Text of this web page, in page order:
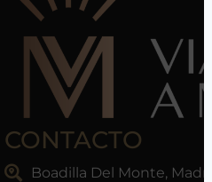
CONTACTO
Boadilla Del Monte,